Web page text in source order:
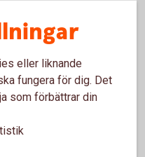
sparande
eller liknande
fungera för dig. Det
som förbättrar din